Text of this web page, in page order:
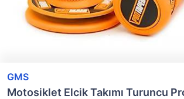
GMS
Motosiklet Elcik Takımı Turuncu